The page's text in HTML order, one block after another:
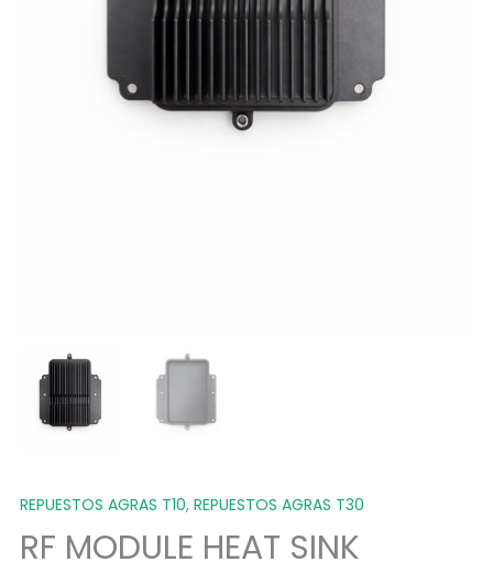
REPUESTOS AGRAS T10, REPUESTOS AGRAS T30
RF MODULE HEAT SINK